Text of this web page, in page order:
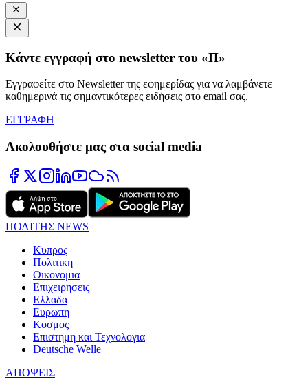
Κάντε εγγραφή στο newsletter του «Π»
Εγγραφείτε στο Newsletter της εφημερίδας για να λαμβάνετε
καθημερινά τις σημαντικότερες ειδήσεις στο email σας.
ΕΓΓΡΑΦΗ
Ακολουθήστε μας στα social media
ΠΟΛΙΤΗΣ NEWS
Κυπρος
Πολιτικη
Οικονομια
Επιχειρησεις
Ελλαδα
Ευρωπη
Κοσμος
Επιστημη και Τεχνολογια
Deutsche Welle
ΑΠΟΨΕΙΣ